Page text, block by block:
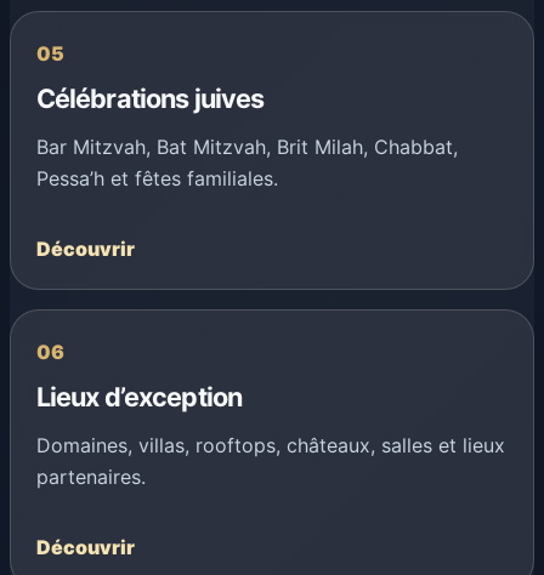
05
Célébrations juives
Bar Mitzvah, Bat Mitzvah, Brit Milah, Chabbat,
Pessa’h et fêtes familiales.
Découvrir
06
Lieux d’exception
Domaines, villas, rooftops, châteaux, salles et lieux
partenaires.
Découvrir